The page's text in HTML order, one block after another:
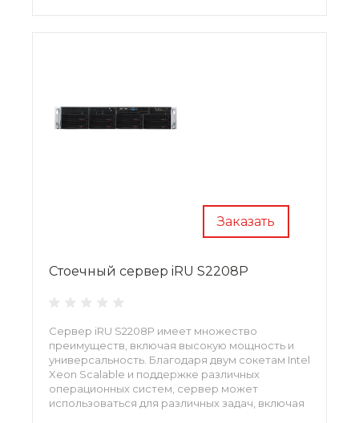
Заказать
Стоечный сервер iRU S2208P
Сервер iRU S2208P имеет множество
преимуществ, включая высокую мощность и
универсальность. Благодаря двум сокетам Intel
Xeon Scalable и поддержке различных
операционных систем, сервер может
использоваться для различных задач, включая